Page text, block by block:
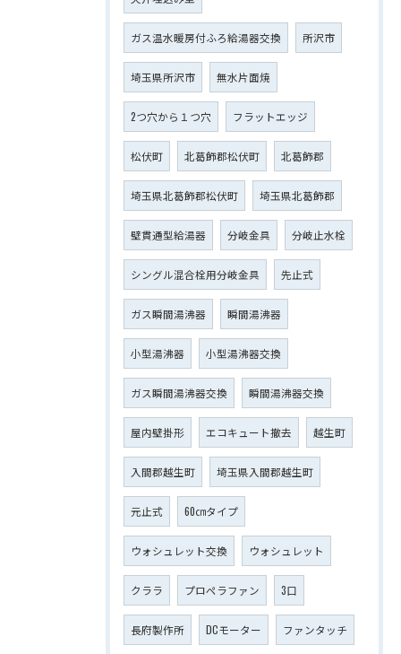
ガス温水暖房付ふろ給湯器交換 所沢市
埼玉県所沢市 無水片面焼
2つ穴から１つ穴 フラットエッジ
松伏町 北葛飾郡松伏町 北葛飾郡
埼玉県北葛飾郡松伏町 埼玉県北葛飾郡
壁貫通型給湯器 分岐金具 分岐止水栓
シングル混合栓用分岐金具 先止式
ガス瞬間湯沸器 瞬間湯沸器
小型湯沸器 小型湯沸器交換
ガス瞬間湯沸器交換 瞬間湯沸器交換
屋内壁掛形 エコキュート撤去 越生町
入間郡越生町 埼玉県入間郡越生町
元止式 60㎝タイプ
ウォシュレット交換 ウォシュレット
クララ プロペラファン 3口
長府製作所 DCモーター ファンタッチ